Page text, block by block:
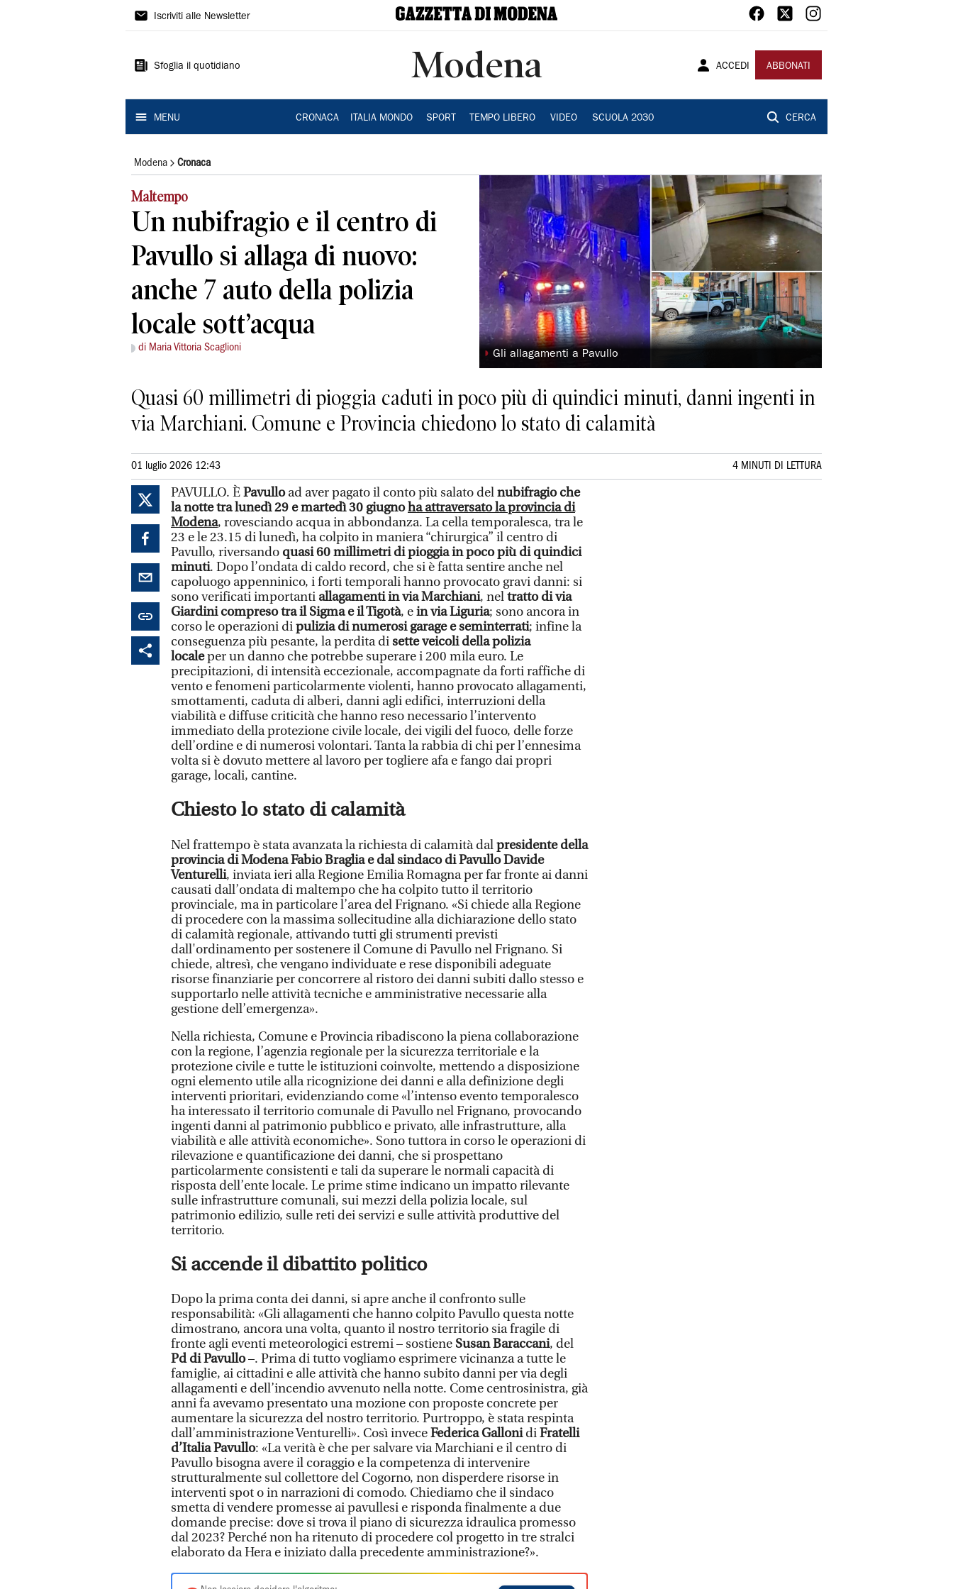
Gazzetta
Modena
Iscriviti alle Newsletter
Sfoglia il quotidiano Modena ACCEDI ABBONATI
MENU CRONACA ITALIA MONDO SPORT TEMPO LIBERO VIDEO SCUOLA 2030 CERCA
Modena Cronaca
Maltempo
Un nubifragio e il centro di
Pavullo si allaga di nuovo:
anche 7 auto della polizia
locale sott’acqua
di Maria Vittoria Scaglioni
◗ Gli allagamenti a Pavullo
Quasi 60 millimetri di pioggia caduti in poco più di quindici minuti, danni ingenti in
via Marchiani. Comune e Provincia chiedono lo stato di calamità
01 luglio 2026 12:43 4 MINUTI DI LETTURA
PAVULLO. ÈPavulload aver pagato il conto più salato delnubifragio che
la notte tra lunedì 29 e martedì 30 giugnoha attraversato la provincia di
Modena, rovesciando acqua in abbondanza. La cella temporalesca, tra le
23 e le 23.15 di lunedì, ha colpito in maniera “chirurgica” il centro di
Pavullo, riversando quasi 60 millimetri di pioggia in poco più di quindici
minuti. Dopo l’ondata di caldo record, che si è fatta sentire anche nel
capoluogo appenninico, i forti temporali hanno provocato gravi danni: si
sono verificati importanti allagamenti in via Marchiani, neltratto di via
Giardini compreso tra il Sigma e il Tigotà, ein via Liguria; sono ancora in
corso le operazioni dipulizia di numerosi garage e seminterrati; infine la
conseguenza più pesante, la perdita disette veicoli della polizia
localeper un danno che potrebbe superare i 200 mila euro. Le
precipitazioni, di intensità eccezionale, accompagnate da forti raffiche di
vento e fenomeni particolarmente violenti, hanno provocato allagamenti,
smottamenti, caduta di alberi, danni agli edifici, interruzioni della
viabilità e diffuse criticità che hanno reso necessario l’intervento
immediato della protezione civile locale, dei vigili del fuoco, delle forze
dell’ordine e di numerosi volontari. Tanta la rabbia di chi per l’ennesima
volta si è dovuto mettere al lavoro per togliere afa e fango dai propri
garage, locali, cantine.
Chiesto lo stato di calamità
Nel frattempo è stata avanzata la richiesta di calamità dalpresidente della
provincia di Modena Fabio Braglia e dal sindaco di Pavullo Davide
Venturelli, inviata ieri alla Regione Emilia Romagna per far fronte ai danni
causati dall’ondata di maltempo che ha colpito tutto il territorio
provinciale, ma in particolare l’area del Frignano. «Si chiede alla Regione
di procedere con la massima sollecitudine alla dichiarazione dello stato
di calamità regionale, attivando tutti gli strumenti previsti
dall'ordinamento per sostenere il Comune di Pavullo nel Frignano. Si
chiede, altresì, che vengano individuate e rese disponibili adeguate
risorse finanziarie per concorrere al ristoro dei danni subiti dallo stesso e
supportarlo nelle attività tecniche e amministrative necessarie alla
gestione dell’emergenza».
Nella richiesta, Comune e Provincia ribadiscono la piena collaborazione
con la regione, l’agenzia regionale per la sicurezza territoriale e la
protezione civile e tutte le istituzioni coinvolte, mettendo a disposizione
ogni elemento utile alla ricognizione dei danni e alla definizione degli
interventi prioritari, evidenziando come «l’intenso evento temporalesco
ha interessato il territorio comunale di Pavullo nel Frignano, provocando
ingenti danni al patrimonio pubblico e privato, alle infrastrutture, alla
viabilità e alle attività economiche». Sono tuttora in corso le operazioni di
rilevazione e quantificazione dei danni, che si prospettano
particolarmente consistenti e tali da superare le normali capacità di
risposta dell’ente locale. Le prime stime indicano un impatto rilevante
sulle infrastrutture comunali, sui mezzi della polizia locale, sul
patrimonio edilizio, sulle reti dei servizi e sulle attività produttive del
territorio.
Si accende il dibattito politico
Dopo la prima conta dei danni, si apre anche il confronto sulle
responsabilità: «Gli allagamenti che hanno colpito Pavullo questa notte
dimostrano, ancora una volta, quanto il nostro territorio sia fragile di
fronte agli eventi meteorologici estremi – sostiene Susan Baraccani, del
Pd di Pavullo–. Prima di tutto vogliamo esprimere vicinanza a tutte le
famiglie, ai cittadini e alle attività che hanno subito danni per via degli
allagamenti e dell’incendio avvenuto nella notte. Come centrosinistra, già
anni fa avevamo presentato una mozione con proposte concrete per
aumentare la sicurezza del nostro territorio. Purtroppo, è stata respinta
dall’amministrazione Venturelli». Così inveceFederica GallonidiFratelli
d’Italia Pavullo: «La verità è che per salvare via Marchiani e il centro di
Pavullo bisogna avere il coraggio e la competenza di intervenire
strutturalmente sul collettore del Cogorno, non disperdere risorse in
interventi spot o in narrazioni di comodo. Chiediamo che il sindaco
smetta di vendere promesse ai pavullesi e risponda finalmente a due
domande precise: dove si trova il piano di sicurezza idraulica promesso
dal 2023? Perché non ha ritenuto di procedere col progetto in tre stralci
elaborato da Hera e iniziato dalla precedente amministrazione?».